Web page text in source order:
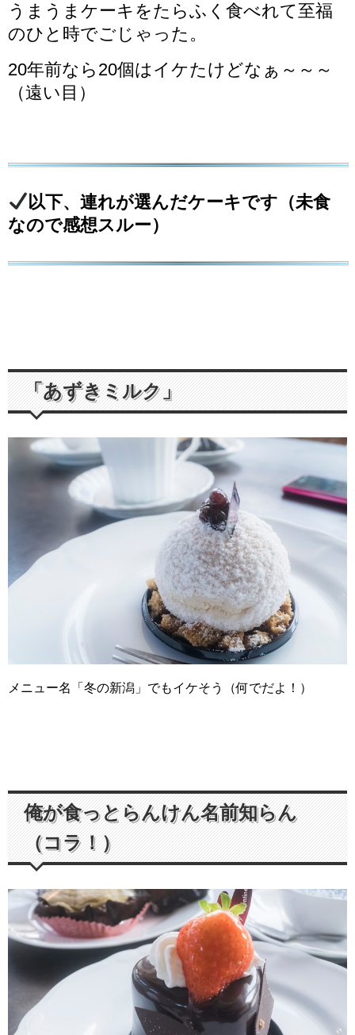
うまうまケーキをたらふく食べれて至福
のひと時でごじゃった。
20年前なら20個はイケたけどなぁ～～～
（遠い目）
以下、連れが選んだケーキです（未食
なので感想スルー）
「あずきミルク」
メニュー名「冬の新潟」でもイケそう（何でだよ！）
俺が食っとらんけん名前知らん
（コラ！）